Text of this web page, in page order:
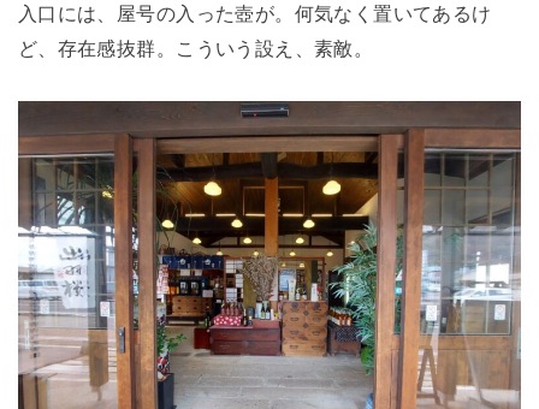
入口には、屋号の入った壺が。何気なく置いてあるけ
ど、存在感抜群。こういう設え、素敵。